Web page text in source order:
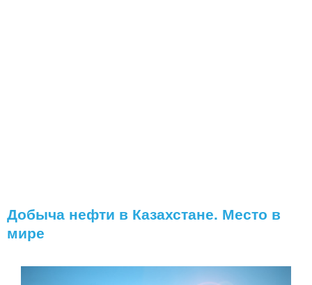
Добыча нефти в Казахстане. Место в
мире